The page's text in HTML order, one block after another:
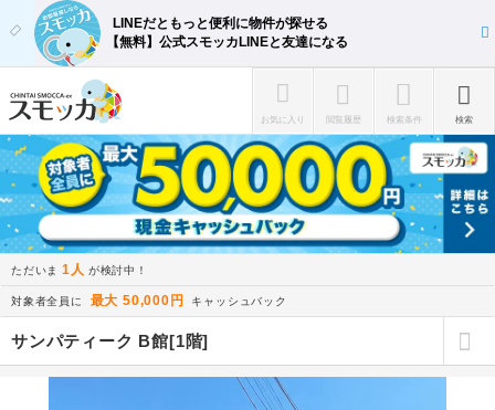
LINEだともっと便利に物件が探せる
【無料】公式スモッカLINEと友達になる
お気に入り 閲覧履歴 検索条件 検索
ただいま 1人 が検討中！
対象者全員に 最大 50,000円 キャッシュバック
サンパティーク B館[1階]